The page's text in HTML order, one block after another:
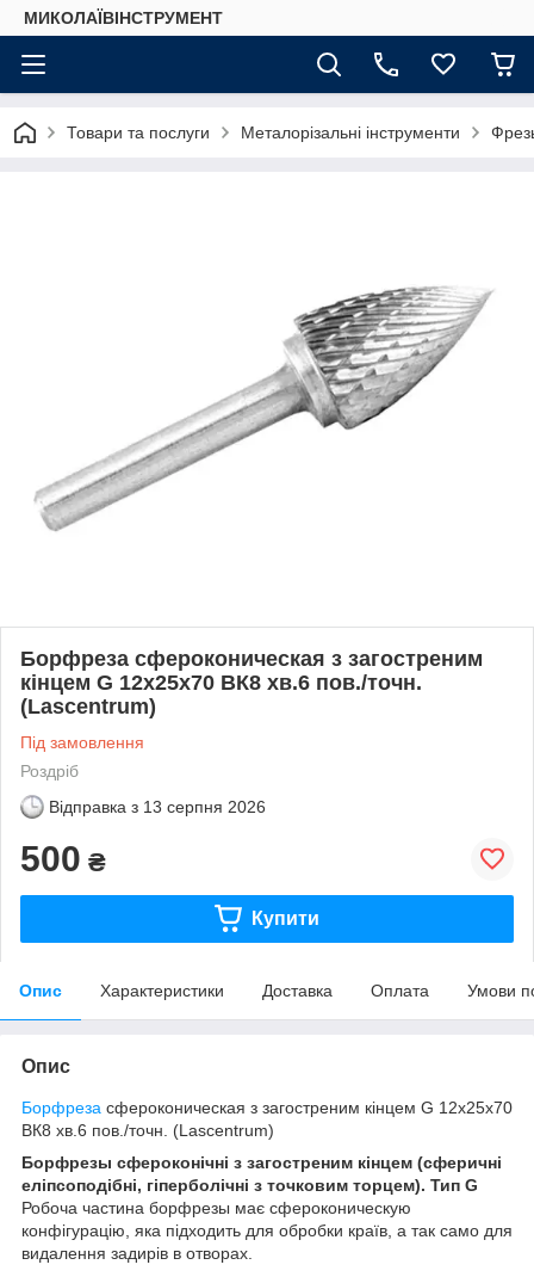
МИКОЛАЇВІНСТРУМЕНТ
Товари та послуги Металорізальні інструменти
Борфреза сфероконическая з загостреним
кінцем G 12x25x70 ВК8 хв.6 пов./точн.
(Lascentrum)
Під замовлення
Роздріб
Відправка з 13 серпня 2026
500 ₴
Купити
Опис Характеристики Доставка Оплата Умови
Опис
Борфреза сфероконическая з загостреним кінцем G 12x25x70
ВК8 хв.6 пов./точн. (Lascentrum)
Борфрезы сфероконічні з загостреним кінцем (сферичні
еліпсоподібні, гіперболічні з точковим торцем). Тип G
Робоча частина борфрезы має сфероконическую
конфігурацію, яка підходить для обробки країв, а так само для
видалення задирів в отворах.